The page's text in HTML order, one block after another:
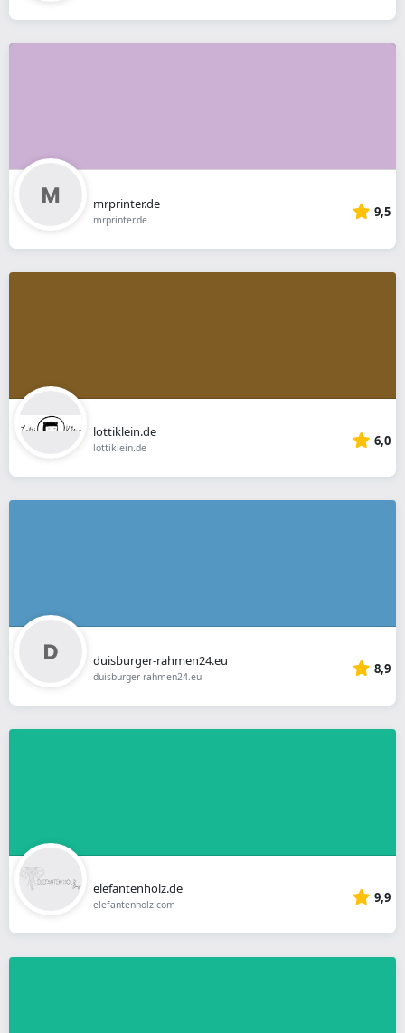
mrprinter.de
mrprinter.de 9,5
lottiklein.de
lottiklein.de 6,0
duisburger-rahmen24.eu
duisburger-rahmen24.eu 8,9
elefantenholz.de
elefantenholz.com 9,9